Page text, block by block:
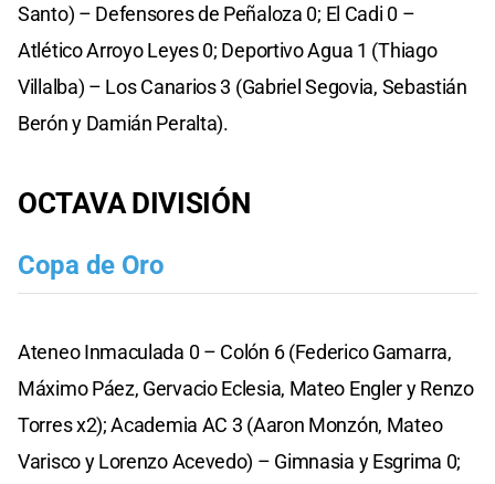
Santo) – Defensores de Peñaloza 0; El Cadi 0 –
Atlético Arroyo Leyes 0; Deportivo Agua 1 (Thiago
Villalba) – Los Canarios 3 (Gabriel Segovia, Sebastián
Berón y Damián Peralta).
OCTAVA DIVISIÓN
Copa de Oro
Ateneo Inmaculada 0 – Colón 6 (Federico Gamarra,
Máximo Páez, Gervacio Eclesia, Mateo Engler y Renzo
Torres x2); Academia AC 3 (Aaron Monzón, Mateo
Varisco y Lorenzo Acevedo) – Gimnasia y Esgrima 0;